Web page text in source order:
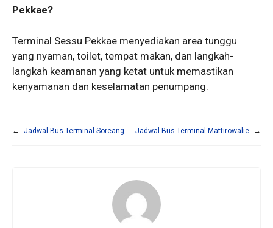
Pekkae?
Terminal Sessu Pekkae menyediakan area tunggu
yang nyaman, toilet, tempat makan, dan langkah-
langkah keamanan yang ketat untuk memastikan
kenyamanan dan keselamatan penumpang.
← Jadwal Bus Terminal Soreang Jadwal Bus Terminal Mattirowalie →